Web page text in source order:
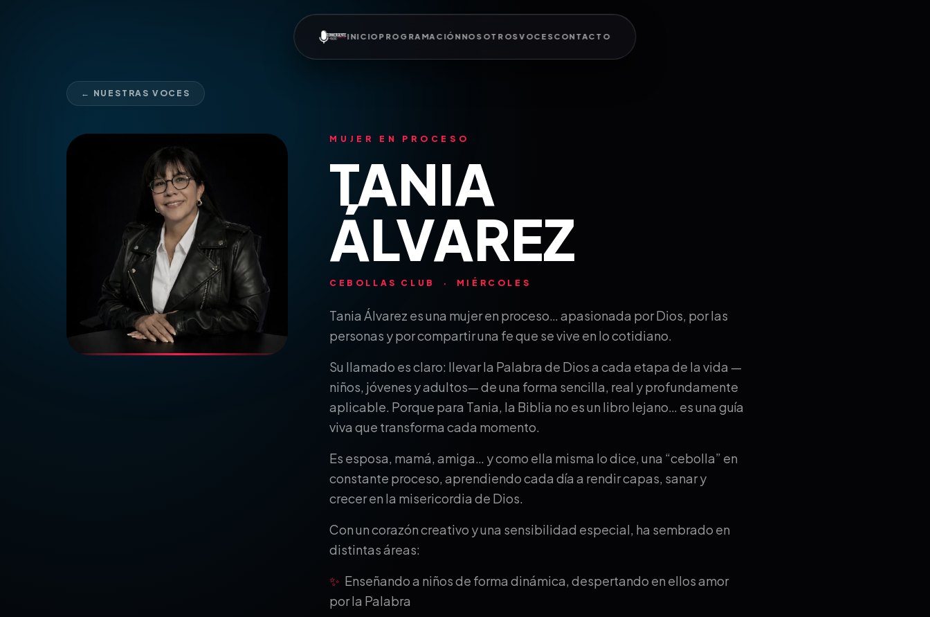
INICIOPROGRAMACIÓNNOSOTROSVOCESCONTACTO
← NUESTRAS VOCES
MUJER EN PROCESO
TANIA
ÁLVAREZ
CEBOLLAS CLUB · MIÉRCOLES
Tania Álvarez es una mujer en proceso… apasionada por Dios, por las
personas y por compartir una fe que se vive en lo cotidiano.
Su llamado es claro: llevar la Palabra de Dios a cada etapa de la vida —
niños, jóvenes y adultos— de una forma sencilla, real y profundamente
aplicable. Porque para Tania, la Biblia no es un libro lejano… es una guía
viva que transforma cada momento.
Es esposa, mamá, amiga… y como ella misma lo dice, una “cebolla” en
constante proceso, aprendiendo cada día a rendir capas, sanar y
crecer en la misericordia de Dios.
Con un corazón creativo y una sensibilidad especial, ha sembrado en
distintas áreas:
✨ Enseñando a niños de forma dinámica, despertando en ellos amor
por la Palabra